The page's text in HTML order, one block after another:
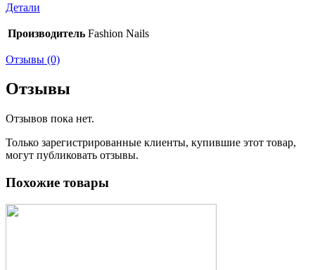
Детали
Производитель Fashion Nails
Отзывы (0)
Отзывы
Отзывов пока нет.
Только зарегистрированные клиенты, купившие этот товар,
могут публиковать отзывы.
Похожие товары